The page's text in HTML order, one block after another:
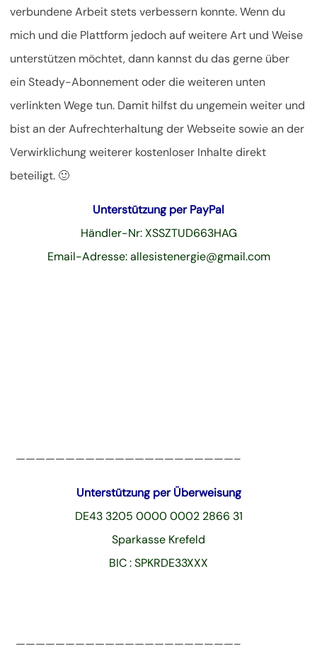
verbundene Arbeit stets verbessern konnte. Wenn du
mich und die Plattform jedoch auf weitere Art und Weise
unterstützen möchtet, dann kannst du das gerne über
ein Steady-Abonnement oder die weiteren unten
verlinkten Wege tun. Damit hilfst du ungemein weiter und
bist an der Aufrechterhaltung der Webseite sowie an der
Verwirklichung weiterer kostenloser Inhalte direkt
beteiligt. 🙂
Unterstützung per PayPal
Händler-Nr: XSSZTUD663HAG
Email-Adresse: allesistenergie@gmail.com
——————————————————————–
Unterstützung per Überweisung
DE43 3205 0000 0002 2866 31
Sparkasse Krefeld
BIC : SPKRDE33XXX
——————————————————————–